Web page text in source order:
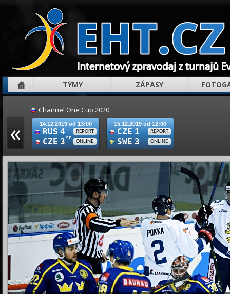
TÝMY ZÁPASY
«
Channel One Cup 2020
14.12.2019 od 13:00
RUS 4 REPORT
CZE 3 sn
ONLINE
15.12.2019 od 12:00
CZE 1 REPORT
SWE 3 ONLINE